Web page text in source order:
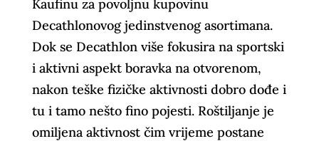
Kaufinu za povoljnu kupovinu
Decathlonovog jedinstvenog asortimana.
Dok se Decathlon više fokusira na sportski
i aktivni aspekt boravka na otvorenom,
nakon teške fizičke aktivnosti dobro dođe i
tu i tamo nešto fino pojesti. Roštiljanje je
omiljena aktivnost čim vrijeme postane